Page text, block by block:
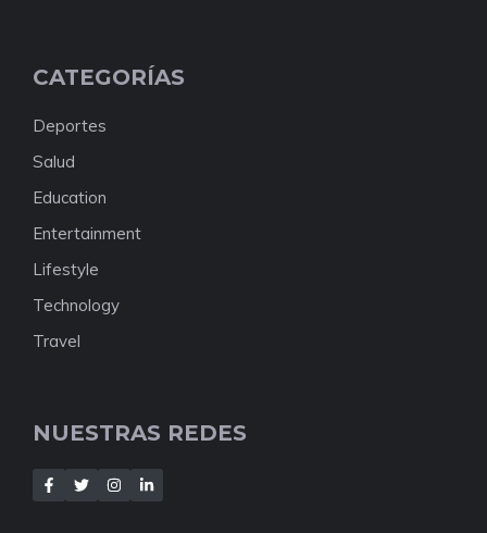
CATEGORÍAS
Deportes
Salud
Education
Entertainment
Lifestyle
Technology
Travel
NUESTRAS REDES